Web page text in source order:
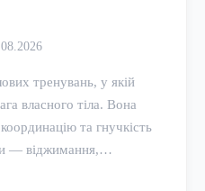
тренувань, у якій
власного тіла. Вона
та гнучкість
— віджимання,…